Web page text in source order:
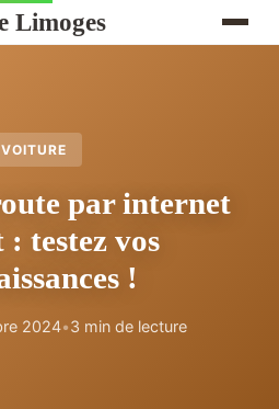
Limoges
VOITURE
par internet
testez vos
!
2024•3 min de lecture